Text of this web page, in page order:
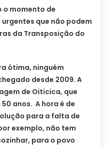
o momento de
que não podem
da Transposição do
ótima, ninguém
desde 2009. A
de Oiticica, que
anos. A hora é de
para a falta de
exemplo, não tem
para o povo